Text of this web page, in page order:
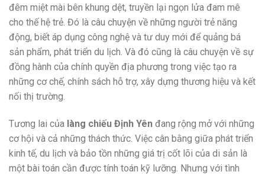
đêm miệt mài bên khung dệt, truyền lại ngọn lửa đam mê
cho thế hệ trẻ. Đó là câu chuyện về những người trẻ năng
động, biết áp dụng công nghệ và tư duy mới để quảng bá
sản phẩm, phát triển du lịch. Và đó cũng là câu chuyện về sự
đồng hành của chính quyền địa phương trong việc tạo ra
những cơ chế, chính sách hỗ trợ, xây dựng thương hiệu và kết
nối thị trường.
Tương lai của làng chiếu Định Yên đang rộng mở với những
cơ hội và cả những thách thức. Việc cân bằng giữa phát triển
kinh tế, du lịch và bảo tồn những giá trị cốt lõi của di sản là
một bài toán cần được tính toán kỹ lưỡng. Nhưng với tình